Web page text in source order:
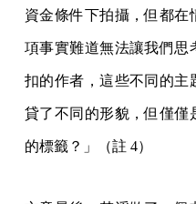
資金條件下拍攝，但都
項事實難道無法讓我們思
扣的作者，這些不同的主
貸了不同的形貌，但僅僅
的標籤？」（註 4）